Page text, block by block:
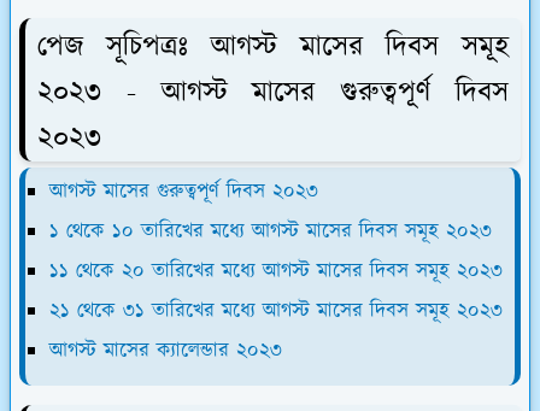
পেজ সূচিপত্রঃ আগস্ট মাসের দিবস সমূহ
২০২৩ - আগস্ট মাসের গুরুত্বপূর্ণ দিবস
২০২৩
আগস্ট মাসের গুরুত্বপূর্ণ দিবস ২০২৩
১ থেকে ১০ তারিখের মধ্যে আগস্ট মাসের দিবস সমূহ ২০২৩
১১ থেকে ২০ তারিখের মধ্যে আগস্ট মাসের দিবস সমূহ ২০২৩
২১ থেকে ৩১ তারিখের মধ্যে আগস্ট মাসের দিবস সমূহ ২০২৩
আগস্ট মাসের ক্যালেন্ডার ২০২৩